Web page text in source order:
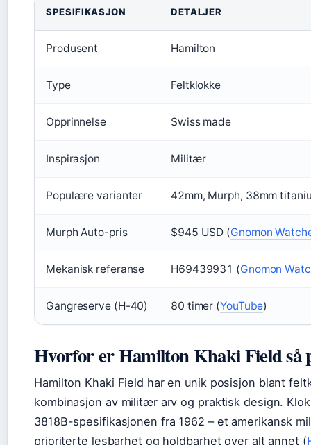
SPESIFIKASJON DETALJER
Produsent Hamilton
Type Feltklokke
Opprinnelse Swiss made
Inspirasjon Militær
Populære varianter 42mm, Murph, 38mm
Murph Auto-pris $945 USD (Gnomon
Mekanisk referanse H69439931 (Gnomon
Gangreserve (H-40) 80 timer (YouTube)
Hvorfor er Hamilton Khaki Field så
Hamilton Khaki Field har en unik posisjon blant
kombinasjon av militær arv og praktisk design.
3818B-spesifikasjonen fra 1962 – et amerikansk
prioriterte lesbarhet og holdbarhet over alt annet (